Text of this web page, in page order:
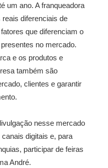
um ano. A franqueadora
diferenciais de
que diferenciam o
no mercado.
e os produtos e
também são
clientes e garantir
nesse mercado
digitais e, para
participar de feiras
André.